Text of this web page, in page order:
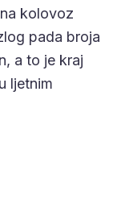
kolovoz
pada broja
a to je kraj
ljetnim